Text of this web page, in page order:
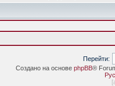
Перейти:
Создано на основе phpBB®
[